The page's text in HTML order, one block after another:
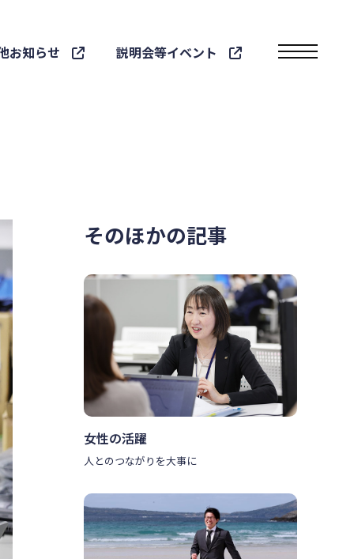
お知らせ 説明会等イベント toggle navigation
そのほかの記事
女性の活躍
人とのつながりを大事に